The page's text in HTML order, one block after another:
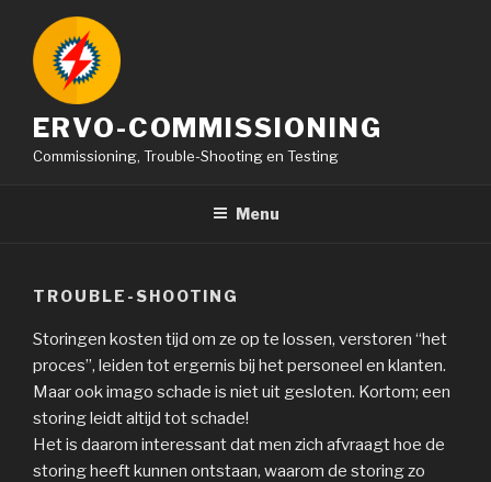
inhoud
springen
ERVO-COMMISSIONING
Commissioning, Trouble-Shooting en Testing
Menu
TROUBLE-SHOOTING
Storingen kosten tijd om ze op te lossen, verstoren “het
proces”, leiden tot ergernis bij het personeel en klanten.
Maar ook imago schade is niet uit gesloten. Kortom; een
storing leidt altijd tot schade!
Het is daarom interessant dat men zich afvraagt hoe de
storing heeft kunnen ontstaan, waarom de storing zo